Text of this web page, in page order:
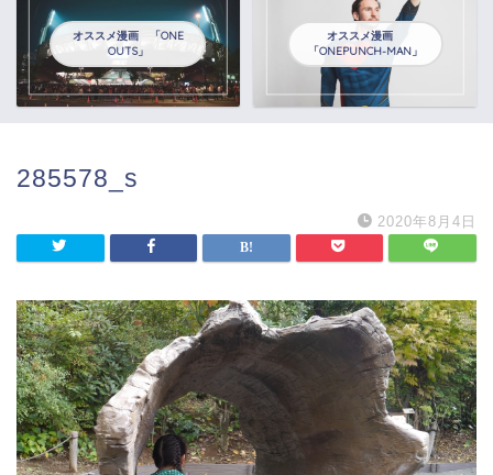
オススメ漫画 「ONE
OUTS」
オススメ漫画
「ONEPUNCH-MAN」
285578_s
2020年8月4日